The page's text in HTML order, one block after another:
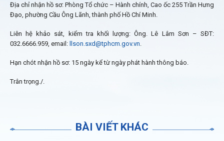
Địa chỉ nhận hồ sơ: Phòng Tổ chức – Hành chính, Cao ốc 255 Trần Hưng
Đạo, phường Cầu Ông Lãnh, thành phố Hồ Chí Minh.
Liên hệ khảo sát, kiểm tra khối lượng: Ông. Lê Lâm Sơn – SĐT:
032.6666.959, email:
llson.sxd@tphcm.gov.vn
Hạn chót nhận hồ sơ: 15 ngày kể từ ngày phát hành thông báo.
Trân trọng./.
BÀI VIẾT KHÁC